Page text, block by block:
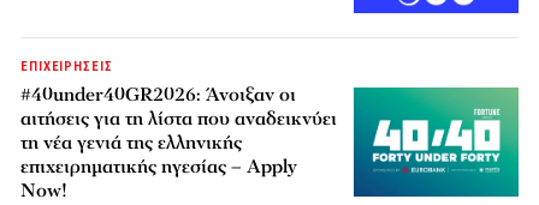
ΕΠΙΧΕΙΡΗΣΕΙΣ
#40under40GR2026: Άνοιξαν οι
αιτήσεις για τη λίστα που αναδεικνύει
τη νέα γενιά της ελληνικής
επιχειρηματικής ηγεσίας – Apply
Now!